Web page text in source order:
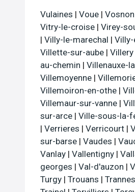
Vulaines | Voue | Vosnon
Vitry-le-croise | Virey-
| Villy-le-marechal |
Villette-sur-aube | Villery
au-chemin | Villenauxe-
Villemoyenne |
Villemoiron-en-othe |
Villemaur-sur-vanne |
sur-arce | Ville-sous-la-
| Verrieres | Verricourt |
sur-barse | Vaudes |
Vanlay | Vallentigny |
georges | Val-d'auzon |
Turgy | Trouans | Trannes